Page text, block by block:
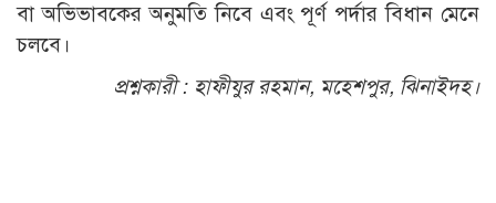
বা অভিভাবকের অনুমতি নিবে এবং পূর্ণ পর্দার বিধান মেনে
চলবে।
প্রশ্নকারী : হাফীযুর রহমান, মহেশপুর, ঝিনাইদহ।